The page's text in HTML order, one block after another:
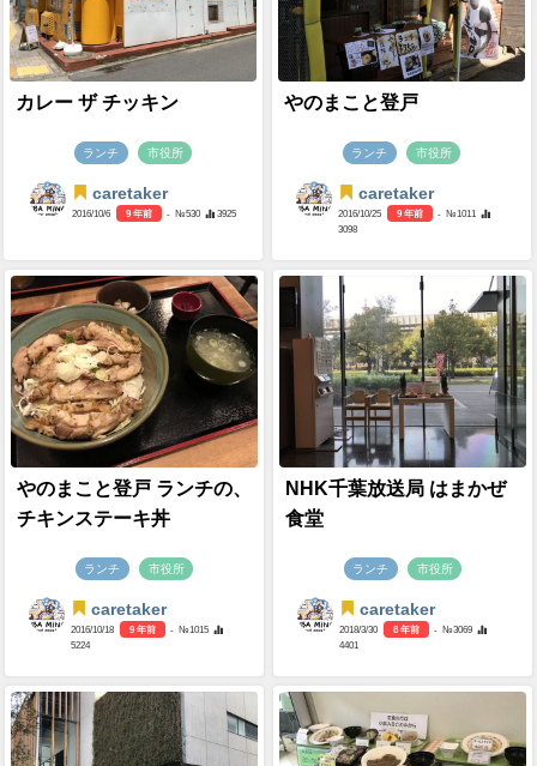
カレー ザ チッキン
ランチ 市役所
caretaker
2016/10/6 9 年前 - №530 3925
やのまこと登戸
ランチ 市役所
caretaker
2016/10/25 9 年前
- №1011
3098
やのまこと登戸 ランチの、
チキンステーキ丼
ランチ 市役所
caretaker
2016/10/18 9 年前
- №1015
5224
NHK千葉放送局 はまかぜ
食堂
ランチ 市役所
caretaker
2018/3/30 8 年前
- №3069
4401